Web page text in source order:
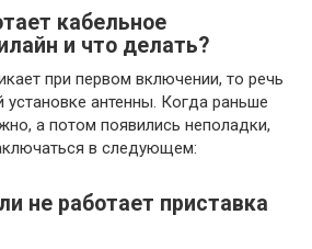
кабельное
и что делать?
при первом включении, то речь
установке антенны. Когда раньше
а потом появились неполадки,
в следующем:
не работает приставка